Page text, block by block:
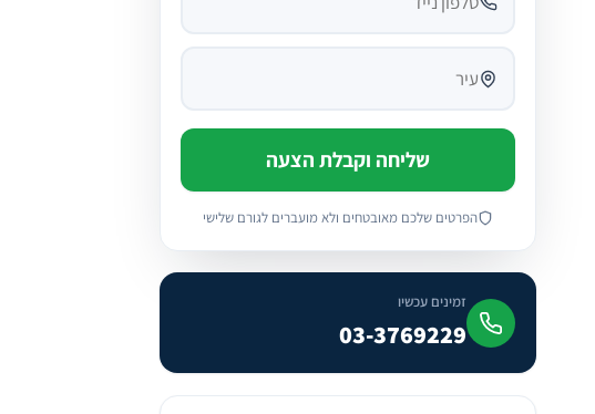
שליחה וקבלת הצעה
הפרטים שלכם מאובטחים ולא מועברים לגורם שלישי
זמינים עכשיו
03-3769229